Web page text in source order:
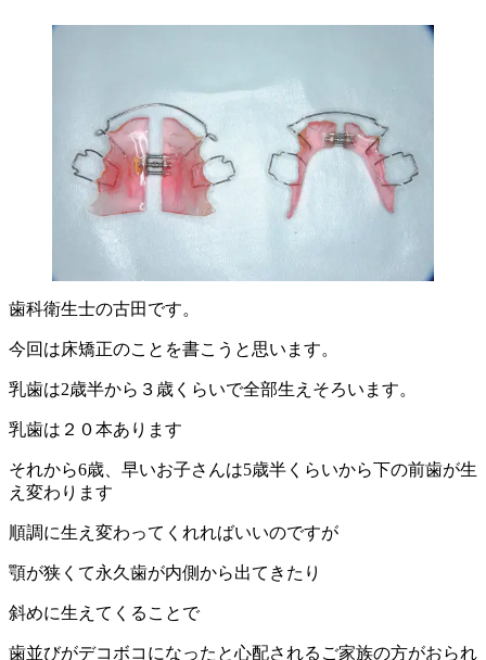
歯科衛生士の古田です。
今回は床矯正のことを書こうと思います。
乳歯は2歳半から３歳くらいで全部生えそろいます。
乳歯は２０本あります
それから6歳、早いお子さんは5歳半くらいから下の前歯が生
え変わります
順調に生え変わってくれればいいのですが
顎が狭くて永久歯が内側から出てきたり
斜めに生えてくることで
歯並びがデコボコになったと心配されるご家族の方がおられ